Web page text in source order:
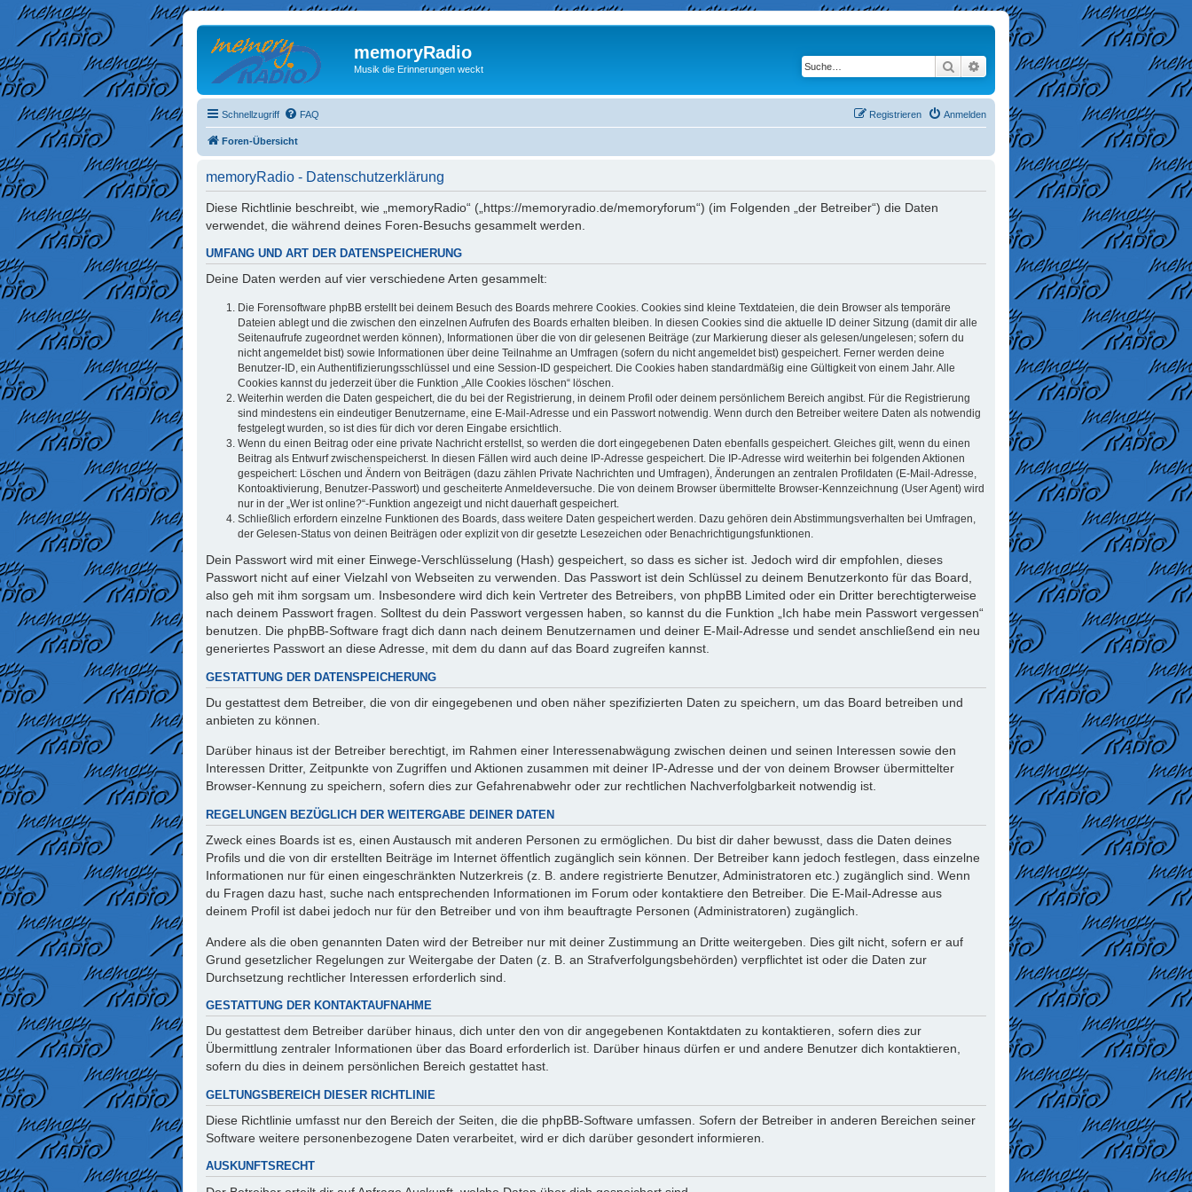
memoryRadio
Musik die Erinnerungen weckt Suche Erweiterte Suche
Schnellzugriff FAQ Anmelden
Registrieren
Foren-Übersicht
memoryRadio - Datenschutzerklärung
Diese Richtlinie beschreibt, wie „memoryRadio“ („https://memoryradio.de/memoryforum“) (im Folgenden „der Betreiber“) die Daten
verwendet, die während deines Foren-Besuchs gesammelt werden.
UMFANG UND ART DER DATENSPEICHERUNG
Deine Daten werden auf vier verschiedene Arten gesammelt:
Die Forensoftware phpBB erstellt bei deinem Besuch des Boards mehrere Cookies. Cookies sind kleine Textdateien, die dein Browser als temporäre
Dateien ablegt und die zwischen den einzelnen Aufrufen des Boards erhalten bleiben. In diesen Cookies sind die aktuelle ID deiner Sitzung (damit dir alle
Seitenaufrufe zugeordnet werden können), Informationen über die von dir gelesenen Beiträge (zur Markierung dieser als gelesen/ungelesen; sofern du
nicht angemeldet bist) sowie Informationen über deine Teilnahme an Umfragen (sofern du nicht angemeldet bist) gespeichert. Ferner werden deine
Benutzer-ID, ein Authentifizierungsschlüssel und eine Session-ID gespeichert. Die Cookies haben standardmäßig eine Gültigkeit von einem Jahr. Alle
Cookies kannst du jederzeit über die Funktion „Alle Cookies löschen“ löschen.
Weiterhin werden die Daten gespeichert, die du bei der Registrierung, in deinem Profil oder deinem persönlichem Bereich angibst. Für die Registrierung
sind mindestens ein eindeutiger Benutzername, eine E-Mail-Adresse und ein Passwort notwendig. Wenn durch den Betreiber weitere Daten als notwendig
festgelegt wurden, so ist dies für dich vor deren Eingabe ersichtlich.
Wenn du einen Beitrag oder eine private Nachricht erstellst, so werden die dort eingegebenen Daten ebenfalls gespeichert. Gleiches gilt, wenn du einen
Beitrag als Entwurf zwischenspeicherst. In diesen Fällen wird auch deine IP-Adresse gespeichert. Die IP-Adresse wird weiterhin bei folgenden Aktionen
gespeichert: Löschen und Ändern von Beiträgen (dazu zählen Private Nachrichten und Umfragen), Änderungen an zentralen Profildaten (E-Mail-Adresse,
Kontoaktivierung, Benutzer-Passwort) und gescheiterte Anmeldeversuche. Die von deinem Browser übermittelte Browser-Kennzeichnung (User Agent) wird
nur in der „Wer ist online?“-Funktion angezeigt und nicht dauerhaft gespeichert.
Schließlich erfordern einzelne Funktionen des Boards, dass weitere Daten gespeichert werden. Dazu gehören dein Abstimmungsverhalten bei Umfragen,
der Gelesen-Status von deinen Beiträgen oder explizit von dir gesetzte Lesezeichen oder Benachrichtigungsfunktionen.
Dein Passwort wird mit einer Einwege-Verschlüsselung (Hash) gespeichert, so dass es sicher ist. Jedoch wird dir empfohlen, dieses
Passwort nicht auf einer Vielzahl von Webseiten zu verwenden. Das Passwort ist dein Schlüssel zu deinem Benutzerkonto für das Board,
also geh mit ihm sorgsam um. Insbesondere wird dich kein Vertreter des Betreibers, von phpBB Limited oder ein Dritter berechtigterweise
nach deinem Passwort fragen. Solltest du dein Passwort vergessen haben, so kannst du die Funktion „Ich habe mein Passwort vergessen“
benutzen. Die phpBB-Software fragt dich dann nach deinem Benutzernamen und deiner E-Mail-Adresse und sendet anschließend ein neu
generiertes Passwort an diese Adresse, mit dem du dann auf das Board zugreifen kannst.
GESTATTUNG DER DATENSPEICHERUNG
Du gestattest dem Betreiber, die von dir eingegebenen und oben näher spezifizierten Daten zu speichern, um das Board betreiben und
anbieten zu können.
Darüber hinaus ist der Betreiber berechtigt, im Rahmen einer Interessenabwägung zwischen deinen und seinen Interessen sowie den
Interessen Dritter, Zeitpunkte von Zugriffen und Aktionen zusammen mit deiner IP-Adresse und der von deinem Browser übermittelter
Browser-Kennung zu speichern, sofern dies zur Gefahrenabwehr oder zur rechtlichen Nachverfolgbarkeit notwendig ist.
REGELUNGEN BEZÜGLICH DER WEITERGABE DEINER DATEN
Zweck eines Boards ist es, einen Austausch mit anderen Personen zu ermöglichen. Du bist dir daher bewusst, dass die Daten deines
Profils und die von dir erstellten Beiträge im Internet öffentlich zugänglich sein können. Der Betreiber kann jedoch festlegen, dass einzelne
Informationen nur für einen eingeschränkten Nutzerkreis (z. B. andere registrierte Benutzer, Administratoren etc.) zugänglich sind. Wenn
du Fragen dazu hast, suche nach entsprechenden Informationen im Forum oder kontaktiere den Betreiber. Die E-Mail-Adresse aus
deinem Profil ist dabei jedoch nur für den Betreiber und von ihm beauftragte Personen (Administratoren) zugänglich.
Andere als die oben genannten Daten wird der Betreiber nur mit deiner Zustimmung an Dritte weitergeben. Dies gilt nicht, sofern er auf
Grund gesetzlicher Regelungen zur Weitergabe der Daten (z. B. an Strafverfolgungsbehörden) verpflichtet ist oder die Daten zur
Durchsetzung rechtlicher Interessen erforderlich sind.
GESTATTUNG DER KONTAKTAUFNAHME
Du gestattest dem Betreiber darüber hinaus, dich unter den von dir angegebenen Kontaktdaten zu kontaktieren, sofern dies zur
Übermittlung zentraler Informationen über das Board erforderlich ist. Darüber hinaus dürfen er und andere Benutzer dich kontaktieren,
sofern du dies in deinem persönlichen Bereich gestattet hast.
GELTUNGSBEREICH DIESER RICHTLINIE
Diese Richtlinie umfasst nur den Bereich der Seiten, die die phpBB-Software umfassen. Sofern der Betreiber in anderen Bereichen seiner
Software weitere personenbezogene Daten verarbeitet, wird er dich darüber gesondert informieren.
AUSKUNFTSRECHT